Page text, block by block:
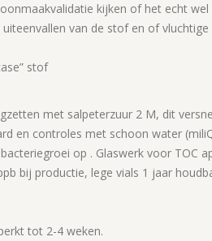
kijken of het echt
van de stof en of
stof
met salpeterzuur 2 M, dit
en controles met schoon water
op . Glaswerk voor TOC
bij productie, lege vials 1 jaar
tot 2-4 weken.